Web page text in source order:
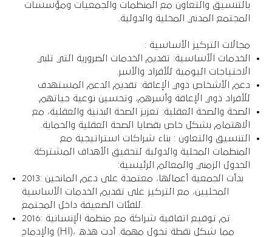
بالتنسيق والتعاون مع المنظمات والجمعيات ومؤسسات
المجتمع المدني المحلية والدولية.
مجالات التركيز الأساسية :
الخدمات الأساسية: تقديم الخدمات الضرورية التي تلبي
الاحتياجات اليومية للأفراد والأسر.
دعم الأشخاص ذوي الإعاقة: تقديم الدعم المستهدف
للأفراد ذوي الإعاقة وأسرهم، وتحسين نوعية حياتهم.
الصحة والصحة العقلية: تعزيز الصحة البدنية والعقلية، مع
الاهتمام بشكل خاص بقضايا الصحة العقلية والحماية.
التنسيق والتعاون : بناء شراكات استراتيجية مع
المنظمات المحلية والدولية لتحقيق الأهداف المشتركة.
الجدول الزمني والمعالم الرئيسية:
2013: بدأت الجمعية أعمالها، معتمدة على دعم المانحين
المحليين، مع التركيز على تقديم الخدمات الأساسية
2016: تم توقيع اتفاقية شراكة مع منظمة الإنسانية
والإدماج (HI)، مما شكل نقطة تحول مهمة. أدت هذه